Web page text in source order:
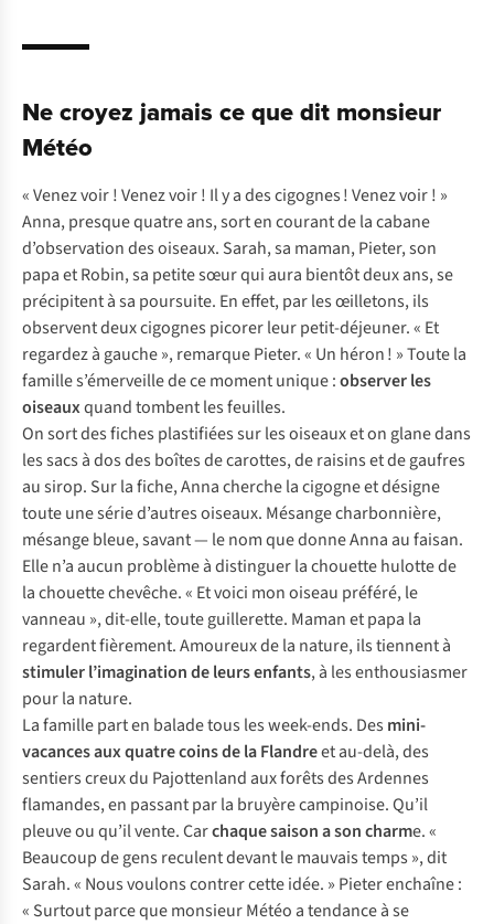
Ne croyez jamais ce que dit monsieur
Météo
« Venez voir ! Venez voir ! Il y a des cigognes ! Venez voir ! »
Anna, presque quatre ans, sort en courant de la cabane
d’observation des oiseaux. Sarah, sa maman, Pieter, son
papa et Robin, sa petite sœur qui aura bientôt deux ans, se
précipitent à sa poursuite. En effet, par les œilletons, ils
observent deux cigognes picorer leur petit-déjeuner. « Et
regardez à gauche », remarque Pieter. « Un héron ! » Toute la
famille s’émerveille de ce moment unique :observer les
oiseauxquand tombent les feuilles.
On sort des fiches plastifiées sur les oiseaux et on glane dans
les sacs à dos des boîtes de carottes, de raisins et de gaufres
au sirop. Sur la fiche, Anna cherche la cigogne et désigne
toute une série d’autres oiseaux. Mésange charbonnière,
mésange bleue, savant — le nom que donne Anna au faisan.
Elle n’a aucun problème à distinguer la chouette hulotte de
la chouette chevêche. « Et voici mon oiseau préféré, le
vanneau », dit-elle, toute guillerette. Maman et papa la
regardent fièrement. Amoureux de la nature, ils tiennent à
stimuler l’imagination de leurs enfants, à les enthousiasmer
pour la nature.
La famille part en balade tous les week-ends. Des mini-
vacances aux quatre coins de la Flandreet au-delà, des
sentiers creux du Pajottenland aux forêts des Ardennes
flamandes, en passant par la bruyère campinoise. Qu’il
pleuve ou qu’il vente. Carchaque saison a son charme. «
Beaucoup de gens reculent devant le mauvais temps », dit
Sarah. « Nous voulons contrer cette idée. » Pieter enchaîne :
« Surtout parce que monsieur Météo a tendance à se